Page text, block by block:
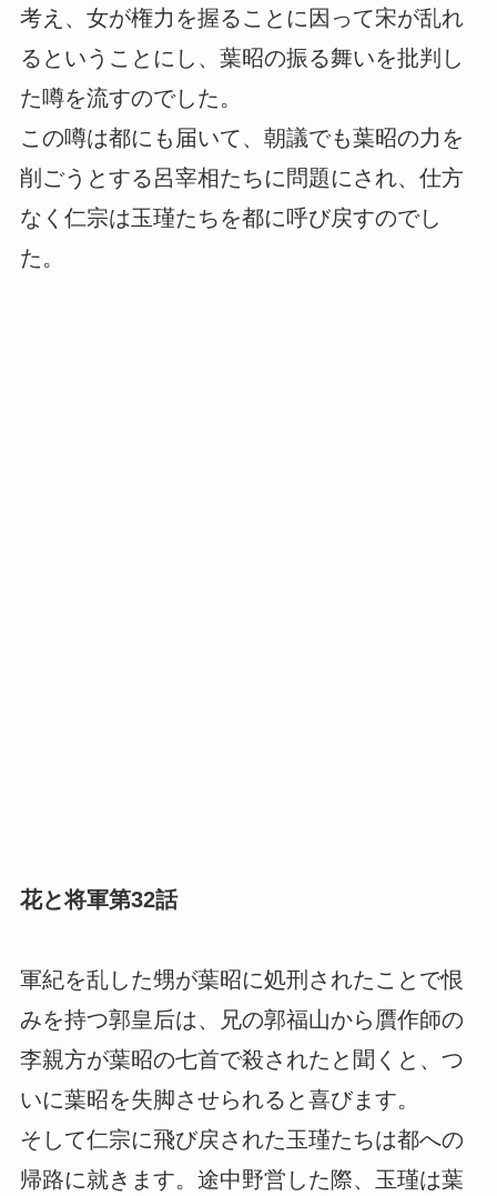
考え、女が権力を握ることに因って宋が乱れ
るということにし、葉昭の振る舞いを批判し
た噂を流すのでした。
この噂は都にも届いて、朝議でも葉昭の力を
削ごうとする呂宰相たちに問題にされ、仕方
なく仁宗は玉瑾たちを都に呼び戻すのでし
た。
花と将軍第32話
軍紀を乱した甥が葉昭に処刑されたことで恨
みを持つ郭皇后は、兄の郭福山から贋作師の
李親方が葉昭の七首で殺されたと聞くと、つ
いに葉昭を失脚させられると喜びます。
そして仁宗に飛び戻された玉瑾たちは都への
帰路に就きます。途中野営した際、玉瑾は葉